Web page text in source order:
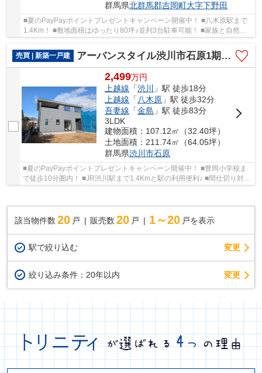
群馬県北群馬郡吉岡町大字下野田
■夏のPayPayポイントプレゼントキャンペーン開催中！ ■八木原駅まで
1.4Km！ ■敷地面積はゆったり80坪♪並列3台駐車可能！ ■家族と自然に
売買 | 新築一戸建
アーバンスタイル渋川市石原1期ー②
2,499万円
上越線 「渋川
」駅 徒歩18分
上越線 「 八木原」駅 徒歩32分
吾妻線 「金島 」駅 徒歩83分
3LDK
建物面積：107.12㎡（32.40坪）
土地面積：211.74㎡（64.05坪）
群馬県渋川市石原
■夏のPayPayポイントプレゼントキャンペーン開催中！ ■豊岡小学校ま
で徒歩10分圏内！ ■JR渋川駅まで1.4Kmと駅の利用便利♪ ■間仕切り対応
該当物件数 20 戸 販売数 20 戸 1～20 戸を表示
駅で絞り込む 変更
絞り込み条件： 20年以内 変更